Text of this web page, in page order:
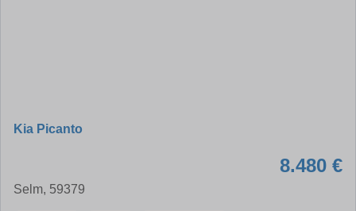
Kia Picanto
8.480 €
Selm, 59379